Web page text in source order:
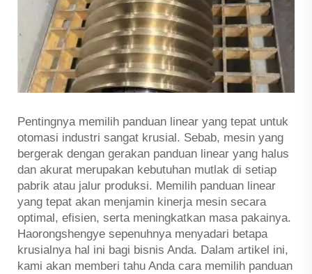
Pentingnya memilih panduan linear yang tepat untuk
otomasi industri sangat krusial. Sebab, mesin yang
bergerak dengan gerakan panduan linear yang halus
dan akurat merupakan kebutuhan mutlak di setiap
pabrik atau jalur produksi. Memilih panduan linear
yang tepat akan menjamin kinerja mesin secara
optimal, efisien, serta meningkatkan masa pakainya.
Haorongshengye sepenuhnya menyadari betapa
krusialnya hal ini bagi bisnis Anda. Dalam artikel ini,
kami akan memberi tahu Anda cara memilih panduan